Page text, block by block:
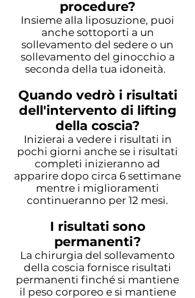
procedure?
Insieme alla liposuzione, puoi
anche sottoporti a un
sollevamento del sedere o un
sollevamento del ginocchio a
seconda della tua idoneità.
Quando vedrò i risultati
dell'intervento di lifting
della coscia?
Inizierai a vedere i risultati in
pochi giorni anche se i risultati
completi inizieranno ad
apparire dopo circa 6 settimane
mentre i miglioramenti
continueranno per 12 mesi.
I risultati sono
permanenti?
La chirurgia del sollevamento
della coscia fornisce risultati
permanenti finché si mantiene
il peso corporeo e si mantiene